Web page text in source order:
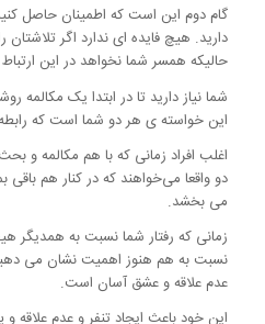
گام دوم این است که اطمینان حاصل
دارید. هیچ فایده ای ندارد اگر
حالیکه همسر شما نخواهد در این ارتباط
شما نیاز دارید تا در ابتدا یک مکالمه
این خواسته ی هر دو شما است که رابطه
اغلب افراد زمانی که با هم مکالمه و
دو واقعا می‌خواهند که در کنار هم باقی
می بخشد.
زمانی که رفتار شما نسبت به همدیگر
نسبت به هم هنوز اهمیت نشان می
عدم علاقه و عشق آسان است.
این خود باعث ایجاد تنفر و عدم علاقه